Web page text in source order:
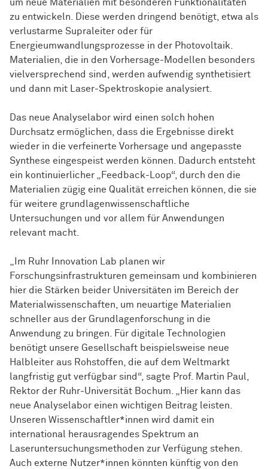
um neue Materialien mit besonderen Funktionalitäten
zu entwickeln. Diese werden dringend benötigt, etwa als
verlustarme Supraleiter oder für
Energieumwandlungsprozesse in der Photovoltaik.
Materialien, die in den Vorhersage-Modellen besonders
vielversprechend sind, werden aufwendig synthetisiert
und dann mit Laser-Spektroskopie analysiert.
Das neue Analyselabor wird einen solch hohen
Durchsatz ermöglichen, dass die Ergebnisse direkt
wieder in die verfeinerte Vorhersage und angepasste
Synthese eingespeist werden können. Dadurch entsteht
ein kontinuierlicher „Feedback-Loop“, durch den die
Materialien zügig eine Qualität erreichen können, die sie
für weitere grundlagenwissenschaftliche
Untersuchungen und vor allem für Anwendungen
relevant macht.
„Im Ruhr Innovation Lab planen wir
Forschungsinfrastrukturen gemeinsam und kombinieren
hier die Stärken beider Universitäten im Bereich der
Materialwissenschaften, um neuartige Materialien
schneller aus der Grundlagenforschung in die
Anwendung zu bringen. Für digitale Technologien
benötigt unsere Gesellschaft beispielsweise neue
Halbleiter aus Rohstoffen, die auf dem Weltmarkt
langfristig gut verfügbar sind“, sagte Prof. Martin Paul,
Rektor der Ruhr-Universität Bochum. „Hier kann das
neue Analyselabor einen wichtigen Beitrag leisten.
Unseren Wissenschaftler*innen wird damit ein
international herausragendes Spektrum an
Laseruntersuchungsmethoden zur Verfügung stehen.
Auch externe Nutzer*innen könnten künftig von den